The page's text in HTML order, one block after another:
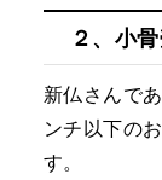
２、小
新仏さんで
ンチ以下の
す。